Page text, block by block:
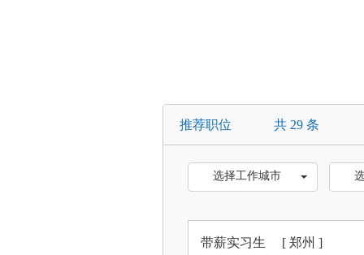
推荐职位 共 29 条
选择工作城市
带薪实习生 [ 郑州 ]